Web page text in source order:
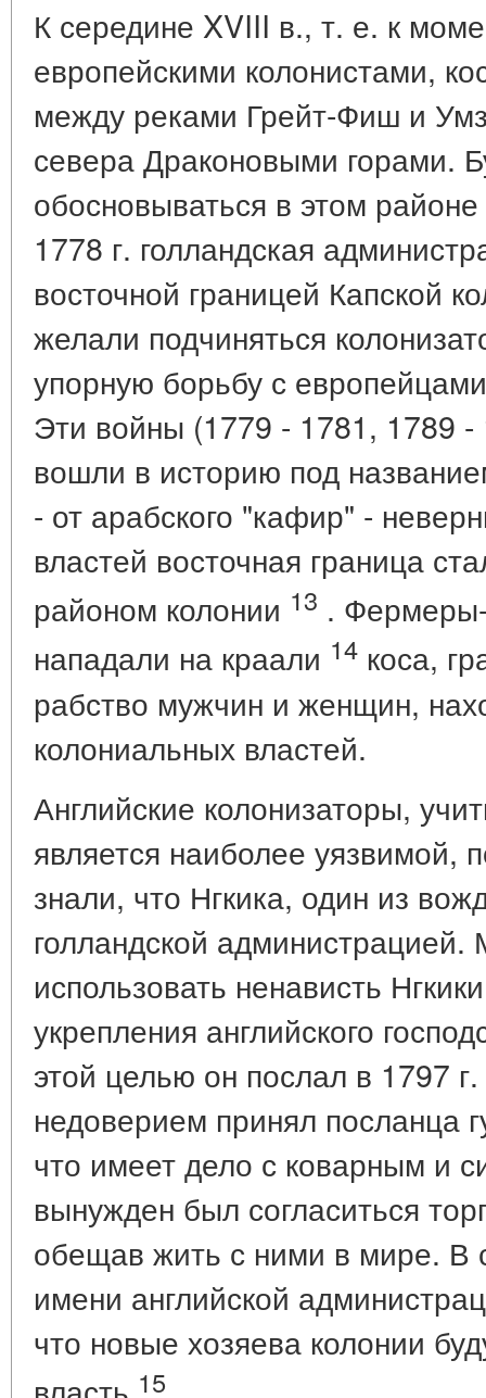
К середине XVIII в., т. е. к
европейскими колонистами,
между реками Грейт-Фиш и
севера Драконовыми горами.
обосновываться в этом
1778 г. голландская
восточной границей Капской
желали подчиняться
упорную борьбу с
Эти войны (1779 - 1781, 1789 -
вошли в историю под
- от арабского "кафир" -
властей восточная граница
районом колонии 13 .
нападали на краали 14 коса,
рабство мужчин и женщин,
колониальных властей.
Английские колонизаторы,
является наиболее
знали, что Нгкика, один из
голландской
использовать ненависть
укрепления английского
этой целью он послал в 1797
недоверием принял посланца
что имеет дело с коварным и
вынужден был согласиться
обещав жить с ними в мире. В
имени английской
что новые хозяева колонии
15